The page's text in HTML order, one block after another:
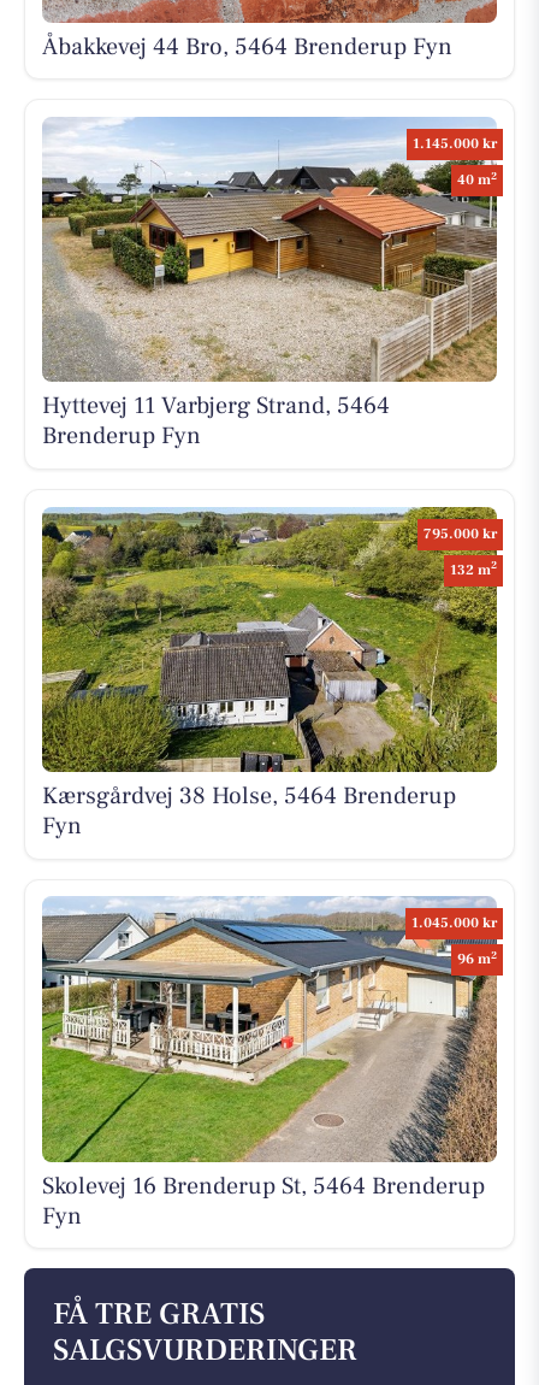
Åbakkevej 44 Bro, 5464 Brenderup Fyn
1.145.000 kr
40 m2
Hyttevej 11 Varbjerg Strand, 5464
Brenderup Fyn
795.000 kr
132 m2
Kærsgårdvej 38 Holse, 5464 Brenderup
Fyn
1.045.000 kr
96 m2
Skolevej 16 Brenderup St, 5464 Brenderup
Fyn
FÅ TRE GRATIS
SALGSVURDERINGER